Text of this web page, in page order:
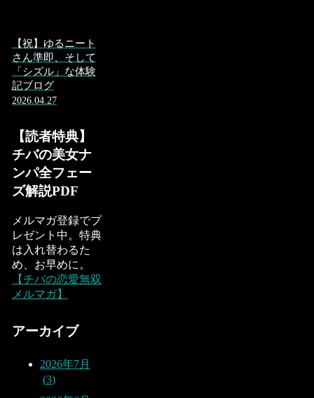
【祝】ゆるニート
さん準即、そして
「シズル」な体験
記ブログ
2026.04.27
【読者特典】
チバの美女ナ
ンパ全フェー
ズ解説PDF
メルマガ登録でプ
レゼント中。特典
は入れ替わるた
め、お早めに。
【チバの恋愛無双
メルマガ】
アーカイブ
2026年7月
3